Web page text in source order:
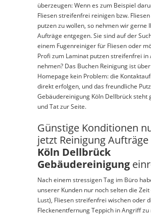
überzeugen: Wenn es zum Beispiel
Fliesen streifenfrei reinigen bzw.
putzen zu wollen, so nehmen wir gerne
Aufträge entgegen. Sie sind auf der
einem Fugenreiniger für Fliesen oder
Profi zum Laminat putzen streifenfrei in
nehmen? Das Buchen Reinigung ist
Homepage kein Problem: die
direkt erfolgen, und das freundliche
Gebäudereinigung Köln Dellbrück steht
und Tat zur Seite.
Günstige Konditionen
jetzt Reinigung
Köln Dellbrück
Gebäudereinigung
Nach einem stressigen Tag im Büro
unserer Kunden nur noch selten die Zeit
Lust), Fliesen streifenfrei wischen oder
Fleckenentfernung Teppich in Angriff zu